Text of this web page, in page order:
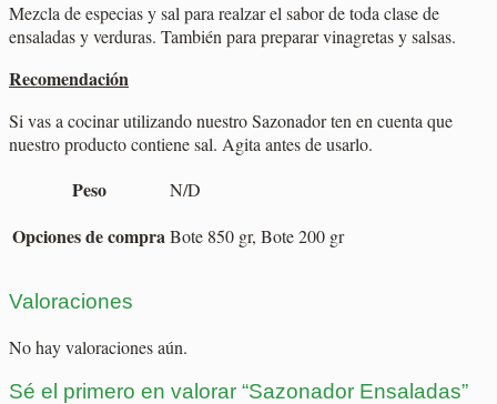
Mezcla de especias y sal para realzar el sabor de toda clase de
ensaladas y verduras. También para preparar vinagretas y salsas.
Recomendación
Si vas a cocinar utilizando nuestro Sazonador ten en cuenta que
nuestro producto contiene sal. Agita antes de usarlo.
Peso N/D
Opciones de compraBote 850 gr, Bote 200 gr
Valoraciones
No hay valoraciones aún.
Sé el primero en valorar “Sazonador Ensaladas”